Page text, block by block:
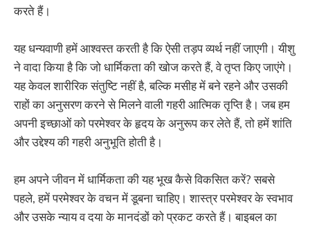
करते हैं।
यह धन्यवाणी हमें आश्वस्त करती है कि ऐसी तड़प व्यर्थ नहीं जाएगी। यीशु
ने वादा किया है कि जो धार्मिकता की खोज करते हैं, वे तृप्त किए जाएंगे।
यह केवल शारीरिक संतुष्टि नहीं है, बल्कि मसीह में बने रहने और उसकी
राहों का अनुसरण करने से मिलने वाली गहरी आत्मिक तृप्ति है। जब हम
अपनी इच्छाओं को परमेश्वर के हृदय के अनुरूप कर लेते हैं, तो हमें शांति
और उद्देश्य की गहरी अनुभूति होती है।
हम अपने जीवन में धार्मिकता की यह भूख कैसे विकसित करें? सबसे
पहले, हमें परमेश्वर के वचन में डूबना चाहिए। शास्त्र परमेश्वर के स्वभाव
और उसके न्याय व दया के मानदंडों को प्रकट करते हैं। बाइबल का